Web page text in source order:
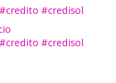
#credisol
#credisol